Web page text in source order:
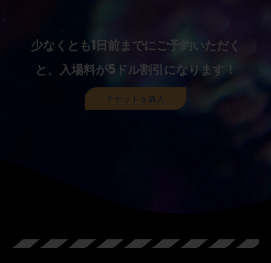
少なくとも1日前までにご予約いただく
と、入場料が5ドル割引になります！
チケットを購入